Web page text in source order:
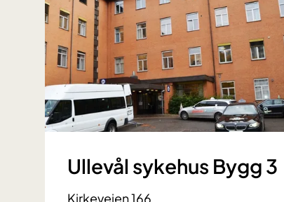
Ullevål sykehus Bygg 3
Kirkeveien 166